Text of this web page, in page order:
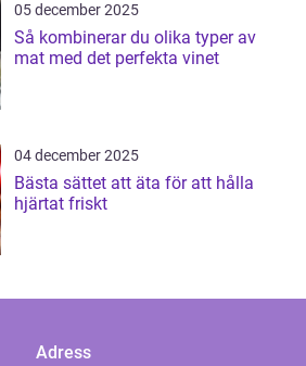
05 december 2025
Så kombinerar du olika typer av
mat med det perfekta vinet
04 december 2025
Bästa sättet att äta för att hålla
hjärtat friskt
Adress